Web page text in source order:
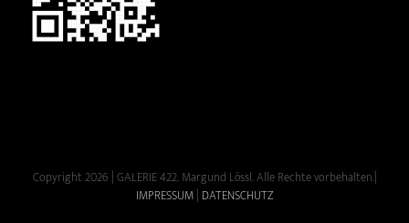
Copyright 2026 | GALERIE 422. Margund Lössl. Alle Rechte vorbehalten.|
IMPRESSUM| DATENSCHUTZ